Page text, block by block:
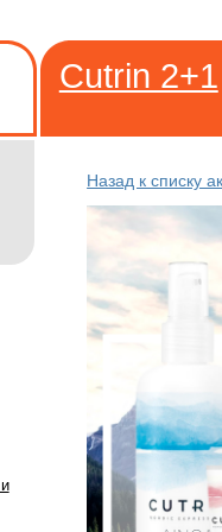
Cutrin 2+1
Назад к списку